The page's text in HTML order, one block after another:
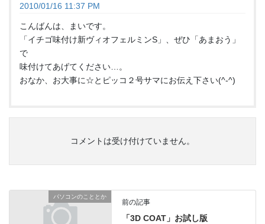
2010/01/16 11:37 PM
こんばんは、まいです。
「イチゴ味付け新ヴィオフェルミンS」、ぜひ「あまおう」
で
味付けてあげてください…。
おなか、お大事に☆とピッコ２号サマにお伝え下さい(^-^)
コメントは受け付けていません。
パソコンのこととか
前の記事
「3D COAT」お試し版